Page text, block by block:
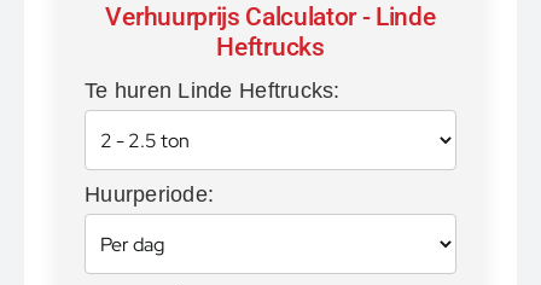
Verhuurprijs Calculator - Linde
Heftrucks
Te huren Linde Heftrucks:
Huurperiode: